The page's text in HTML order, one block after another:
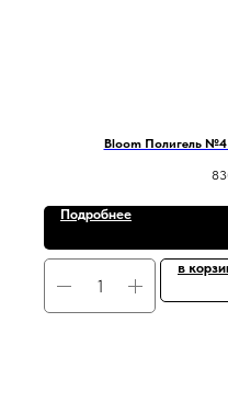
Bloom Полигель
Подробнее
в